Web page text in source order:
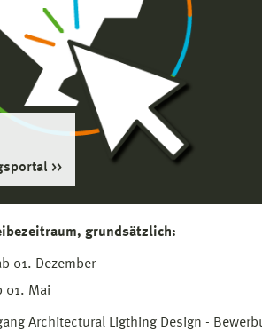
grundsätzlich:
01. Dezember
01. Mai
Architectural Ligthing Design -